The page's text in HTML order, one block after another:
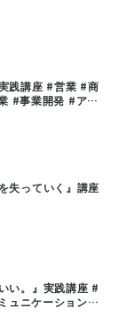
践講座 #営業 #商
#事業開発 #アイ
失っていく』講座
い。』実践講座 #
ュニケーション #